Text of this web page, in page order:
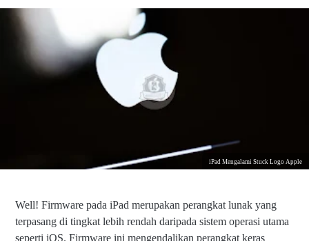
iPad Mengalami Stuck Logo Apple
Well! Firmware pada iPad merupakan perangkat lunak yang
terpasang di tingkat lebih rendah daripada sistem operasi utama
seperti iOS. Firmware ini mengendalikan perangkat keras